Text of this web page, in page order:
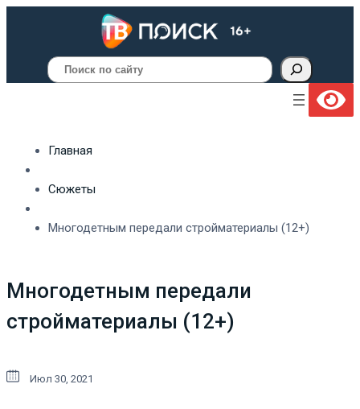
Поиск
Главная
Сюжеты
Многодетным передали стройматериалы (12+)
Многодетным передали
стройматериалы (12+)
Июл 30, 2021